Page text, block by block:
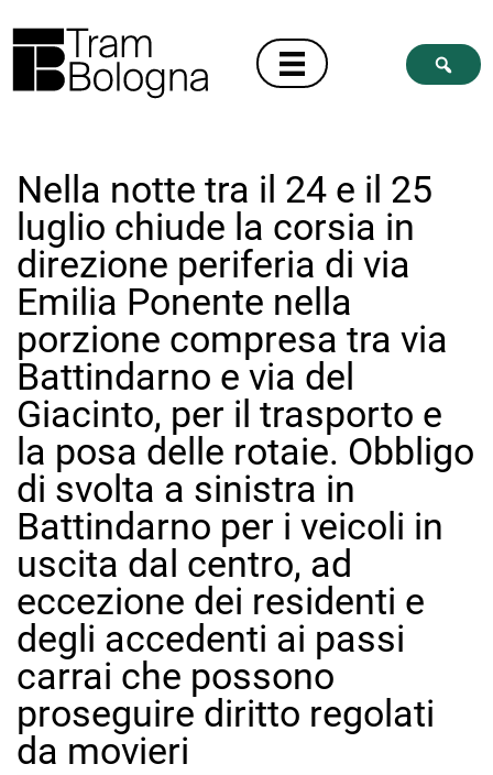
Nella notte tra il 24 e il 25
luglio chiude la corsia in
direzione periferia di via
Emilia Ponente nella
porzione compresa tra via
Battindarno e via del
Giacinto, per il trasporto e
la posa delle rotaie. Obbligo
di svolta a sinistra in
Battindarno per i veicoli in
uscita dal centro, ad
eccezione dei residenti e
degli accedenti ai passi
carrai che possono
proseguire diritto regolati
da movieri